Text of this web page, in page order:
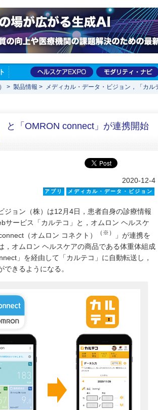
> 製品情報 > メディカル・データ・ビジョン，「カ
と「OMRON connect」が連携開始
2020-12-4
アプリ メディカル・データ・ビジョン
ジョン（株）は12月4日，患者自身の診療情報
サービス「カルテコ」と，オムロン ヘルスケ
（オムロン コネクト）
（※）
」が連携を
，オムロン ヘルスケアの商品である体重体組成
」を経由して「カルテコ」に自動転送し，
きるようになる。